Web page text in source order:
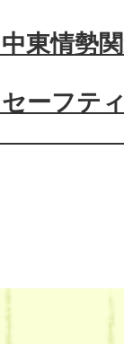
中東情勢
セーフテ